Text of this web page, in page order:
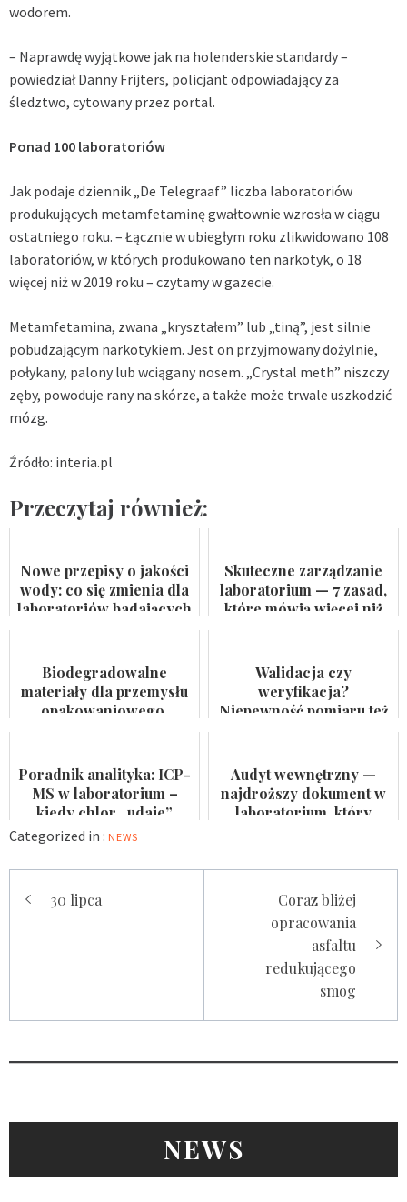
wodorem.
– Naprawdę wyjątkowe jak na holenderskie standardy –
powiedział Danny Frijters, policjant odpowiadający za
śledztwo, cytowany przez portal.
Ponad 100 laboratoriów
Jak podaje dziennik „De Telegraaf” liczba laboratoriów
produkujących metamfetaminę gwałtownie wzrosła w ciągu
ostatniego roku. – Łącznie w ubiegłym roku zlikwidowano 108
laboratoriów, w których produkowano ten narkotyk, o 18
więcej niż w 2019 roku – czytamy w gazecie.
Metamfetamina, zwana „kryształem” lub „tiną”, jest silnie
pobudzającym narkotykiem. Jest on przyjmowany dożylnie,
połykany, palony lub wciągany nosem. „Crystal meth” niszczy
zęby, powoduje rany na skórze, a także może trwale uszkodzić
mózg.
Źródło: interia.pl
Przeczytaj również:
Nowe przepisy o jakości
wody: co się zmienia dla
laboratoriów badających
Skuteczne zarządzanie
laboratorium — 7 zasad,
które mówią więcej niż
Biodegradowalne
materiały dla przemysłu
opakowaniowego.
Walidacja czy
weryfikacja?
Niepewność pomiaru też
Poradnik analityka: ICP-
MS w laboratorium –
kiedy chlor „udaje”
arsen?
Audyt wewnętrzny —
najdroższy dokument w
laboratorium, który
Categorized in : NEWS
Nawigacja
wpisu
30 lipca
Coraz bliżej
opracowania
asfaltu
redukującego
smog
NEWS